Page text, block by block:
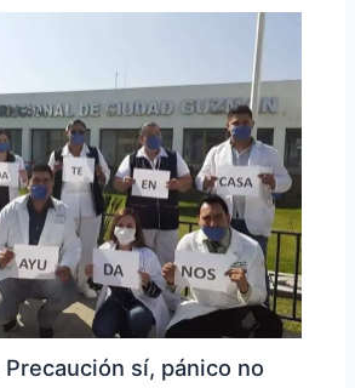
sí, pánico no